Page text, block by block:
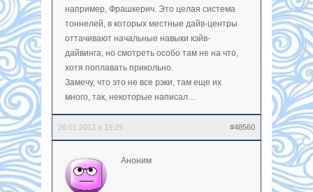
например, Фрашкерич. Это целая система
тоннелей, в которых местные дайв-центры
оттачивают начальные навыки кэйв-
дайвинга, но смотреть особо там не на что,
хотя поплавать прикольно.
Замечу, что это не все рэки, там еще их
много, так, некоторые написал…
26.01.2012 в 19:29 #48560
Аноним